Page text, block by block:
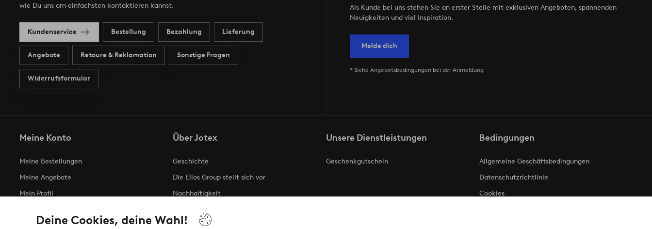
Deine Cookies, deine Wahl!
wie Du uns am einfachsten kontaktieren kannst.
Kundenservice Bestellung Bezahlung Lieferung
Angebote Retoure & Reklamation Sonstige Fragen
Widerrufsformular
Als Kunde bei uns stehen Sie an erster Stelle mit exklusiven Angeboten, spannenden
Neuigkeiten und viel Inspiration.
Melde dich
* Siehe Angebotsbedingungen bei der Anmeldung
Meine Konto
Meine Bestellungen
Meine Angebote
Mein Profil
Über Jotex
Geschichte
Die Ellos Group stellt sich vor
Nachhaltigkeit
Erklärung zur Barrierefreiheit
Unsere Dienstleistungen
Geschenkgutschein
Bedingungen
Allgemeine Geschäftsbedingungen
Datenschutzrichtlinie
Cookies